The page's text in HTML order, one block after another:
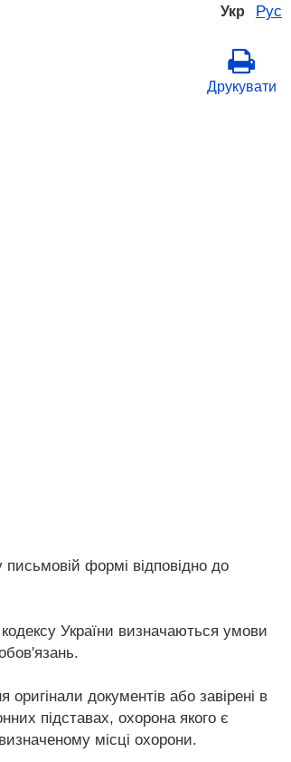
Укр Рус
Друкувати
письмовій формі відповідно до
України визначаються умови
документів або завірені в
підставах, охорона якого є
місці охорони.